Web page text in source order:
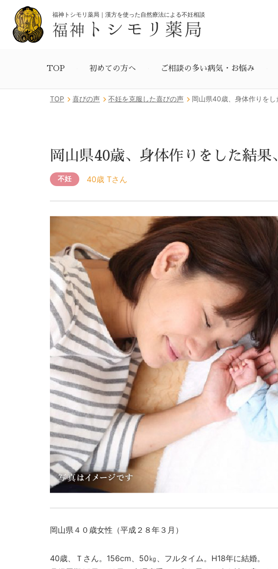
福神トシモリ薬局｜漢方を使った自然療法による不妊相談
福神 トシモリ薬局
TOP 初めての方へ ご相談の多い病気・お悩み
TOP 喜びの声 不妊を克服した喜びの声 岡山県40歳、身体作りをし
岡山県40歳、身体作りをした結果
不妊 40歳 Tさん
岡山県４０歳女性（平成２８年３月）
40歳、Ｔさん。156cm、50㎏、フルタイム。H18年に結婚。